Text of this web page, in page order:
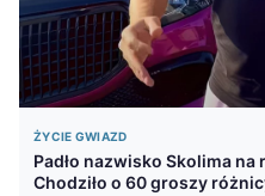
ŻYCIE GWIAZD
Padło nazwisko Skolima
Chodziło o 60 groszy